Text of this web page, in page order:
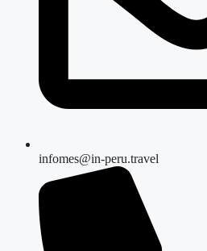
infomes@in-peru.travel